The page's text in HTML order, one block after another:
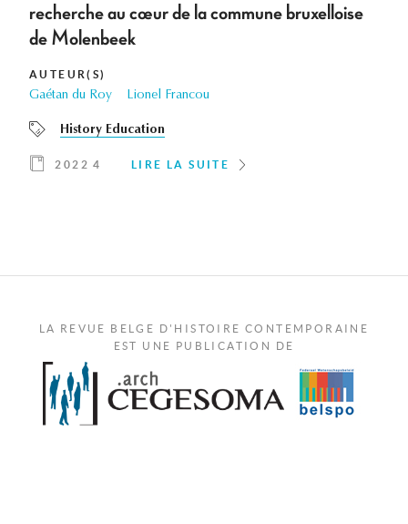
recherche au cœur de la commune bruxelloise
de Molenbeek
AUTEUR(S)
Gaétan du Roy Lionel Francou
History Education
2022 4 LIRE LA SUITE
LA REVUE BELGE D'HISTOIRE CONTEMPORAINE
EST UNE PUBLICATION DE